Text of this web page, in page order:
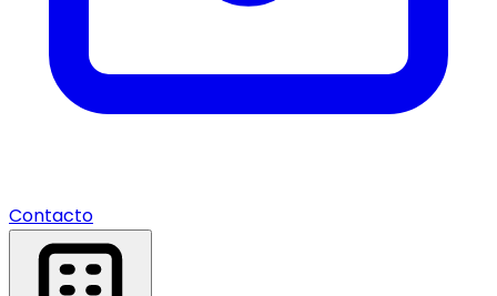
Contacto